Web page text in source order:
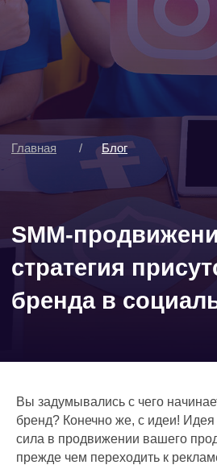
SMM-продвижение:
стратегия присутствия
бренда в социальных
Главная /
Вы задумывались с чего
бренд? Конечно же, с идеи!
сила в продвижении вашего
прежде чем переходить к